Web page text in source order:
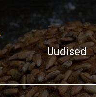
Uudised